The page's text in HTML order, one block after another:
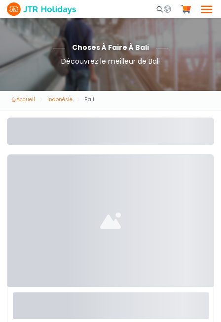
Mobile Search
Choses À Faire À Bali
Découvrez le meilleur de Bali
Accueil Indonésie Bali